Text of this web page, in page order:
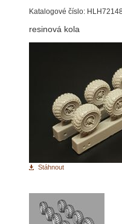
Katalogové číslo:
resinová kola
Stáhnout